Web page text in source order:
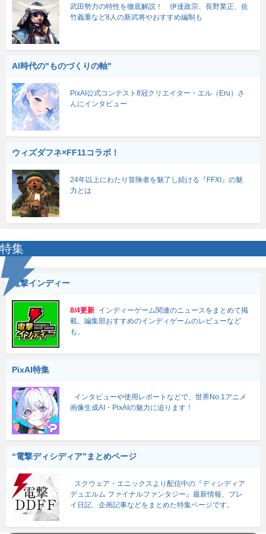
武田勢力の特性を徹底解説！ 伊達政宗、長野業正、佐
竹義重など8人の新武将やおすすめ編制も
AI時代の"ものづくりの軸"
PixAI公式コンテスト8冠クリエイター・エル（Eru）さ
んにインタビュー
ウィズダフネ×FF11コラボ！
24年以上にわたり冒険者を魅了し続ける『FFXI』の魅
力とは
特集
電撃インディー
8/4更新 インディーゲーム関連のニュースをまとめて掲
載。編集部おすすめのインディゲームのレビューなど
も。
PixAI特集
インタビューや使用レポートなどで、世界No.1アニメ
画像生成AI・PixAIの魅力に迫ります！
“電撃ディシディア”まとめページ
スクウェア・エニックスより配信中の『ディシディア
デュエルム ファイナルファンタジー』最新情報、プレ
イ日記、企画記事などをまとめた特集ページです。